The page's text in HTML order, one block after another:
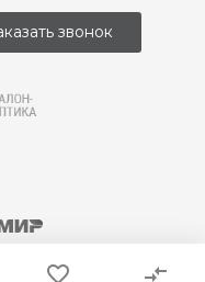
звонок